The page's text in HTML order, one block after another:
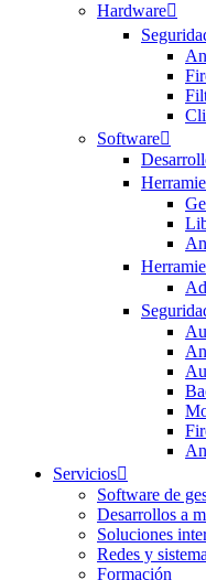
Hardware
Software
Servicios
Software de
Desarrollos a
Soluciones
Redes y
Formación